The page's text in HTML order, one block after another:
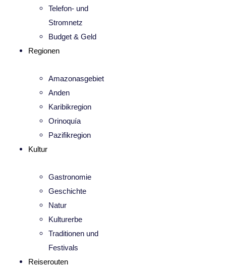
Telefon- und
Stromnetz
Budget & Geld
Regionen
Amazonasgebiet
Anden
Karibikregion
Orinoquía
Pazifikregion
Kultur
Gastronomie
Geschichte
Natur
Kulturerbe
Traditionen und
Festivals
Reiserouten